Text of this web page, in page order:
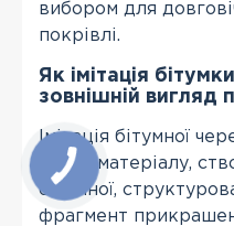
вибором для
покрівлі.
Як імітація
зовнішній вигляд
Імітація бітумної
цього матеріалу,
об'ємної,
фрагмент